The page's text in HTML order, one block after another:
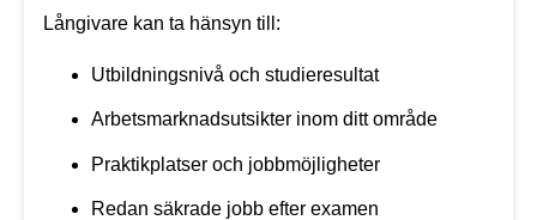
Långivare kan ta hänsyn till:
Utbildningsnivå och studieresultat
Arbetsmarknadsutsikter inom ditt område
Praktikplatser och jobbmöjligheter
Redan säkrade jobb efter examen